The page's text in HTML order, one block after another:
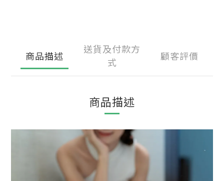
商品描述
送貨及付款方
式
顧客評價
商品描述